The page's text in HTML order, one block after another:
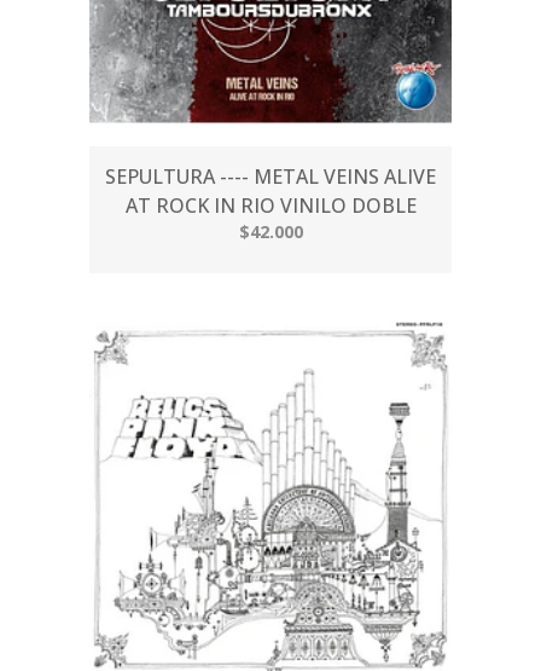
SEPULTURA ---- METAL VEINS ALIVE
AT ROCK IN RIO VINILO DOBLE
$42.000